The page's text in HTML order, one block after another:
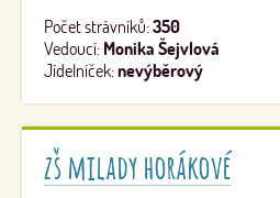
Počet strávníků:350
Vedoucí: Monika Šejvlová
Jídelníček:nevýběrový
zš milady horákové